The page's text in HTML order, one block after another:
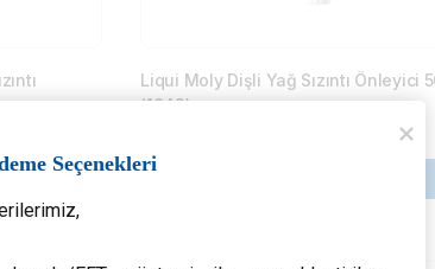
Liqui Moly Dişli Yağ Sızıntı Önleyici
(1042)
Seçenekleri